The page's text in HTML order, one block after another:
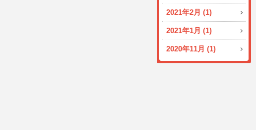
2021年2月 (1)
2021年1月 (1)
2020年11月 (1)